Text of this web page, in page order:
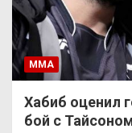
ММА
Хабиб оценил
бой с